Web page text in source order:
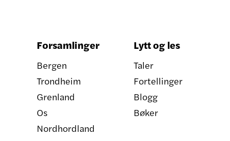
Forsamlinger
Bergen
Trondheim
Grenland
Os
Nordhordland
Lytt og les
Taler
Fortellinger
Blogg
Bøker